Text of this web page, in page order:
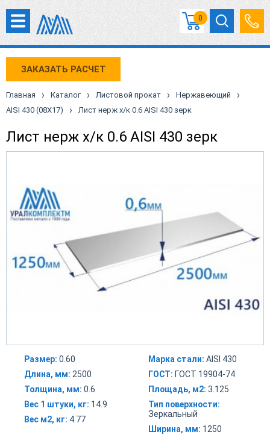
0
ЗАКАЗАТЬ РАСЧЕТ
Главная › Каталог › Листовой прокат › Нержавеющий ›
AISI 430 (08X17) › Лист нерж х/к 0.6 AISI 430 зерк
Лист нерж х/к 0.6 AISI 430 зерк
Размер: 0.60
Длина, мм: 2500
Толщина, мм: 0.6
Вес 1 штуки, кг: 14.9
Вес м2, кг: 4.77
Марка стали: AISI 430
ГОСТ: ГОСТ 19904-74
Площадь, м2: 3.125
Тип поверхности:
Зеркальный
Ширина, мм: 1250